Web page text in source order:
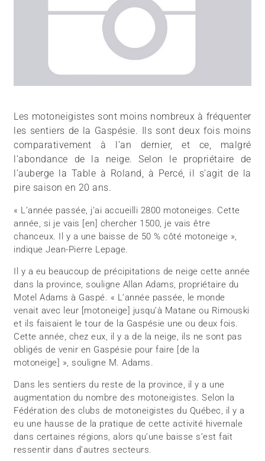
Les motoneigistes sont moins nombreux à fréquenter
les sentiers de la Gaspésie. Ils sont deux fois moins
comparativement à l’an dernier, et ce, malgré
l’abondance de la neige. Selon le propriétaire de
l’auberge la Table à Roland, à Percé, il s’agit de la
pire saison en 20 ans.
« L’année passée, j’ai accueilli 2800 motoneiges. Cette
année, si je vais [en] chercher 1500, je vais être
chanceux. Il y a une baisse de 50 % côté motoneige »,
indique Jean-Pierre Lepage.
Il y a eu beaucoup de précipitations de neige cette année
dans la province, souligne Allan Adams, propriétaire du
Motel Adams à Gaspé. « L’année passée, le monde
venait avec leur [motoneige] jusqu’à Matane ou Rimouski
et ils faisaient le tour de la Gaspésie une ou deux fois.
Cette année, chez eux, il y a de la neige, ils ne sont pas
obligés de venir en Gaspésie pour faire [de la
motoneige] », souligne M. Adams.
Dans les sentiers du reste de la province, il y a une
augmentation du nombre des motoneigistes. Selon la
Fédération des clubs de motoneigistes du Québec, il y a
eu une hausse de la pratique de cette activité hivernale
dans certaines régions, alors qu’une baisse s’est fait
ressentir dans d’autres secteurs.